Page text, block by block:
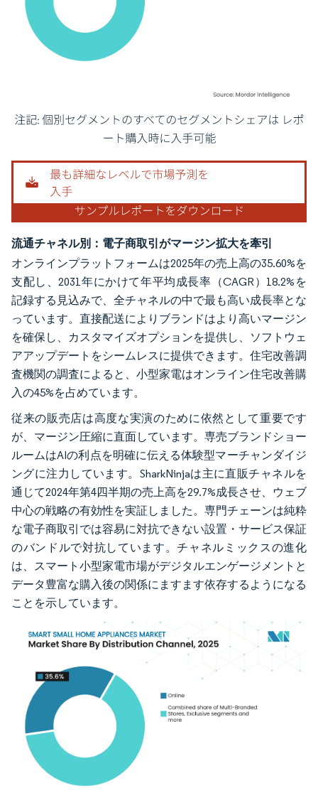
画像 © Mordor Intelligence。再利用にはCC BY 4.0の表示が必要です。
流通チャネル別：電子商取引がマージン拡大を牽引
オンラインプラットフォームは2025年の売上高の35.60%を
支配し、2031年にかけて年平均成長率（CAGR）18.2%を
記録する見込みで、全チャネルの中で最も高い成長率とな
っています。直接配送によりブランドはより高いマージン
を確保し、カスタマイズオプションを提供し、ソフトウェ
アアップデートをシームレスに提供できます。住宅改善調
査機関の調査によると、小型家電はオンライン住宅改善購
入の45%を占めています。
従来の販売店は高度な実演のために依然として重要です
が、マージン圧縮に直面しています。専売ブランドショー
ルームはAIの利点を明確に伝える体験型マーチャンダイジ
ングに注力しています。SharkNinjaは主に直販チャネルを
通じて2024年第4四半期の売上高を29.7%成長させ、ウェブ
中心の戦略の有効性を実証しました。専門チェーンは純粋
な電子商取引では容易に対抗できない設置・サービス保証
のバンドルで対抗しています。チャネルミックスの進化
は、スマート小型家電市場がデジタルエンゲージメントと
データ豊富な購入後の関係にますます依存するようになる
ことを示しています。